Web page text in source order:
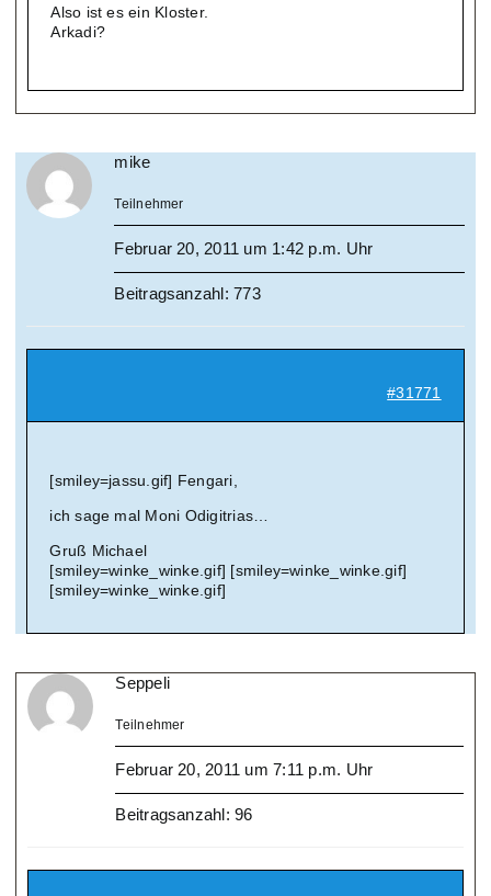
Also ist es ein Kloster.
Arkadi?
mike
Teilnehmer
Februar 20, 2011 um 1:42 p.m. Uhr
Beitragsanzahl: 773
#31771
[smiley=jassu.gif] Fengari,
ich sage mal Moni Odigitrias…
Gruß Michael
[smiley=winke_winke.gif] [smiley=winke_winke.gif]
[smiley=winke_winke.gif]
Seppeli
Teilnehmer
Februar 20, 2011 um 7:11 p.m. Uhr
Beitragsanzahl: 96